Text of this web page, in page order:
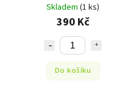
Skladem (1 ks)
390 Kč
Do košíku